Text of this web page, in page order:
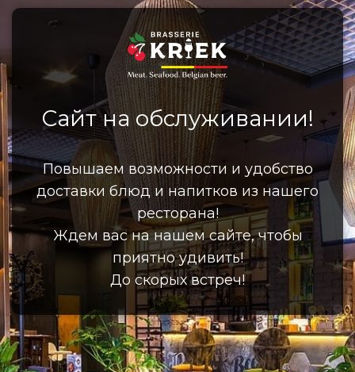
Сайт на обслуживании!
Повышаем возможности и удобство
доставки блюд и напитков из нашего
ресторана!
Ждем вас на нашем сайте, чтобы
приятно удивить!
До скорых встреч!